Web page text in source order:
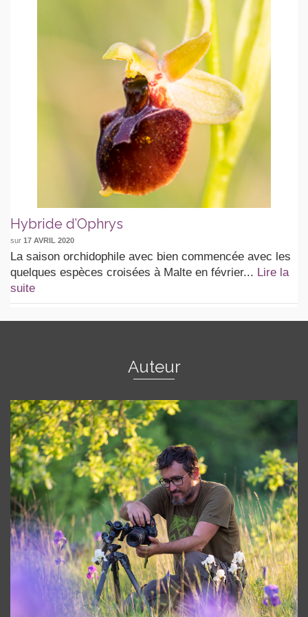
Hybride d’Ophrys
sur 17 AVRIL 2020
La saison orchidophile avec bien commencée avec les
quelques espèces croisées à Malte en février... Lire la
suite
Auteur